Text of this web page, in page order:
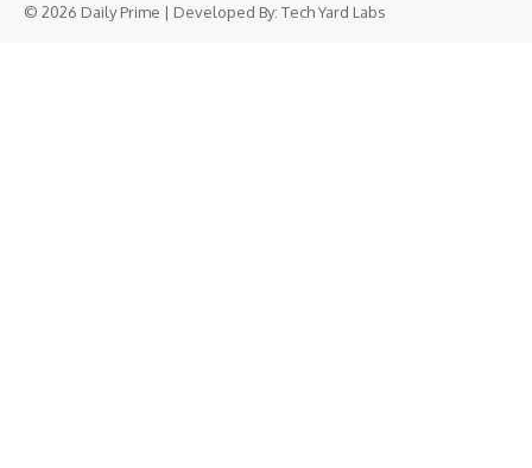
© 2026 Daily Prime | Developed By: Tech Yard Labs